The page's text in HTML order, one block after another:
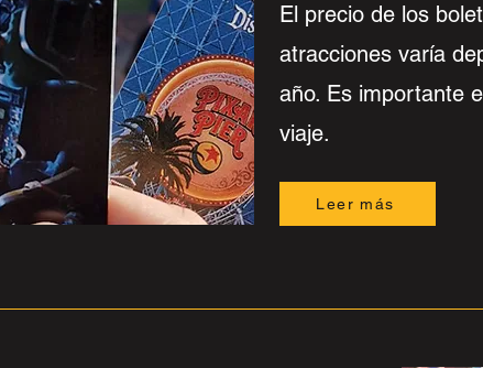
El precio de los
atracciones varía
año. Es importante
viaje.
Leer más